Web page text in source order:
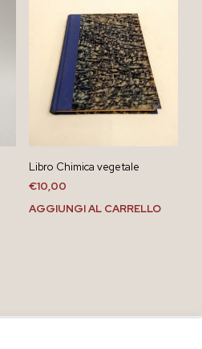
Libro Chimica vegetale
€10,00
AGGIUNGI AL CARRELLO